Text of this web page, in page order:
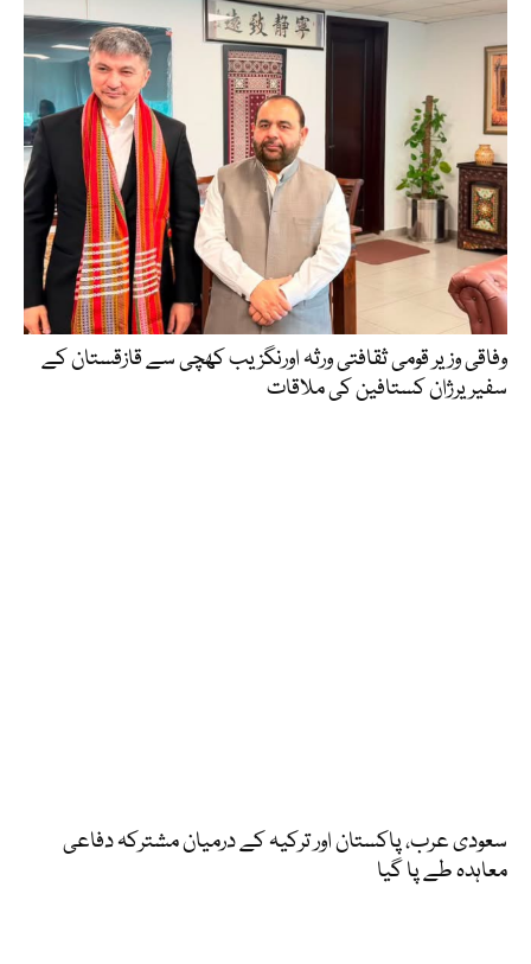
وفاقی وزیر قومی ثقافتی ورثہ اورنگزیب کھچی سے قازقستان کے
سفیر یرژان کستافین کی ملاقات
سعودی عرب، پاکستان اور ترکیہ کے درمیان مشترکہ دفاعی
معاہدہ طے پا گیا